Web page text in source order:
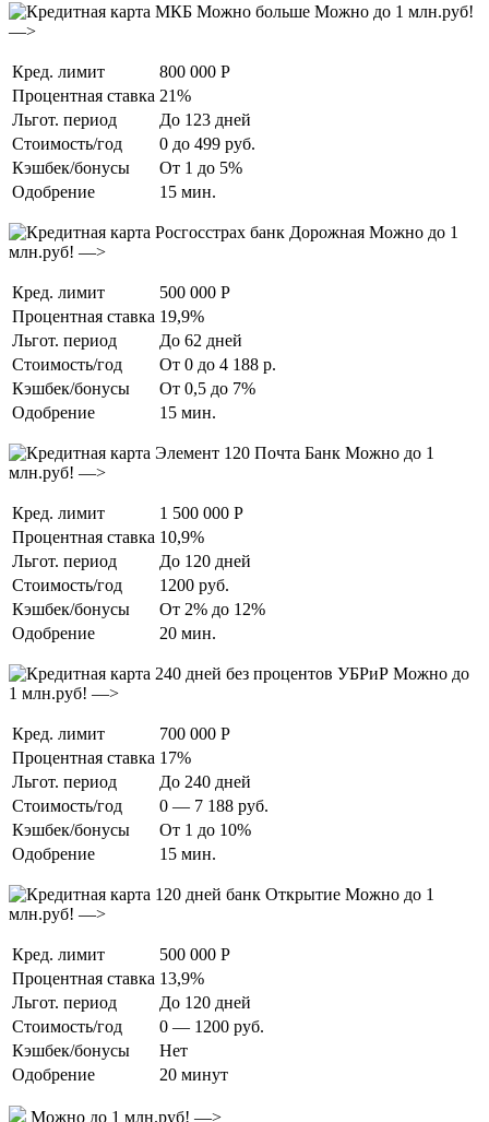
Можно до 1 млн.руб!
—>
Кред. лимит
800 000 Р
Процентная ставка 21%
Льгот. период
До 123 дней
Стоимость/год
0 до 499 руб.
Кэшбек/бонусы
От 1 до 5%
Одобрение
15 мин.
Можно до 1
млн.руб! —>
Кред. лимит
500 000 Р
Процентная ставка 19,9%
Льгот. период
До 62 дней
Стоимость/год
От 0 до 4 188 р.
Кэшбек/бонусы
От 0,5 до 7%
Одобрение
15 мин.
Можно до 1
млн.руб! —>
Кред. лимит
1 500 000 Р
Процентная ставка 10,9%
Льгот. период
До 120 дней
Стоимость/год
1200 руб.
Кэшбек/бонусы
От 2% до 12%
Одобрение
20 мин.
Можно до
1 млн.руб! —>
Кред. лимит
700 000 Р
Процентная ставка 17%
Льгот. период
До 240 дней
Стоимость/год
0 — 7 188 руб.
Кэшбек/бонусы
От 1 до 10%
Одобрение
15 мин.
Можно до 1
млн.руб! —>
Кред. лимит
500 000 Р
Процентная ставка 13,9%
Льгот. период
До 120 дней
Стоимость/год
0 — 1200 руб.
Кэшбек/бонусы
Нет
Одобрение
20 минут
Можно до 1 млн.руб! —>